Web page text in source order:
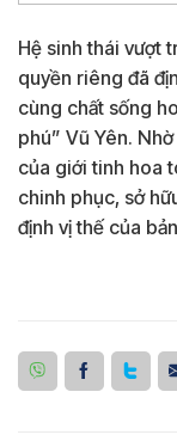
Hệ sinh thái vượt
quyền riêng đã
cùng chất sống
phú” Vũ Yên.
của giới tinh hoa
chinh phục, sở
định vị thế của